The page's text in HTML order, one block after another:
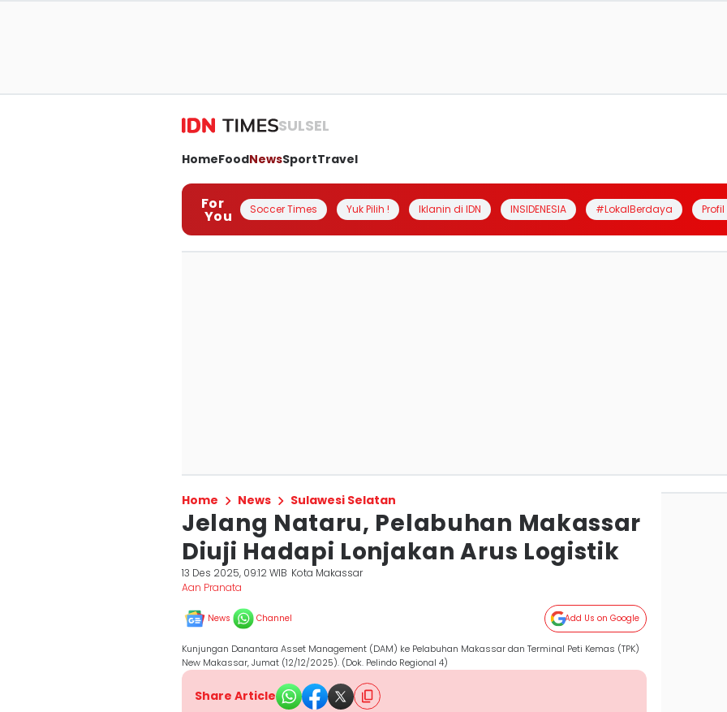
SULSEL
HomeFoodNewsSportTravel
For
You Soccer Times Yuk Pilih ! Iklanin di IDN INSIDENESIA #LokalBerdaya
Home News Sulawesi Selatan
Jelang Nataru, Pelabuhan Makassar
Diuji Hadapi Lonjakan Arus Logistik
13 Des 2025, 09:12 WIB Kota Makassar
Aan Pranata
News Channel Add Us on Google
Kunjungan Danantara Asset Management (DAM) ke Pelabuhan Makassar dan Terminal Peti Kemas (TPK)
New Makassar, Jumat (12/12/2025). (Dok. Pelindo Regional 4)
Share Article